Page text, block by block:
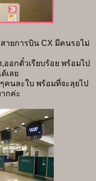
ายการบิน CX มีคนรอไม่
อกตั๋วเรียบร้อย พร้อมไป
เลย
ๆคนละใบ พร้อมที่จะลุยไป
กค่ะ